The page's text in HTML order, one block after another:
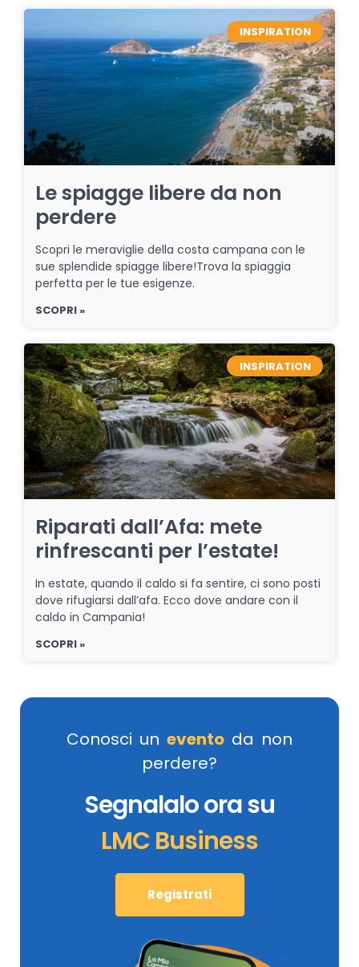
INSPIRATION
Le spiagge libere da non
perdere
Scopri le meraviglie della costa campana con le
sue splendide spiagge libere!Trova la spiaggia
perfetta per le tue esigenze.
SCOPRI »
INSPIRATION
Riparati dall’Afa: mete
rinfrescanti per l’estate!
In estate, quando il caldo si fa sentire, ci sono posti
dove rifugiarsi dall’afa. Ecco dove andare con il
caldo in Campania!
SCOPRI »
Conosci un evento da non
perdere?
Segnalalo ora su
LMC Business
Registrati